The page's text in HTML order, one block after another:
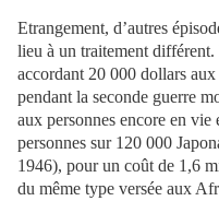
Etrangement, d’autres
lieu à un traitement
accordant 20 000 dollars
pendant la seconde guerre
aux personnes encore en
personnes sur 120 000
1946), pour un coût de 1,6
du même type versée aux